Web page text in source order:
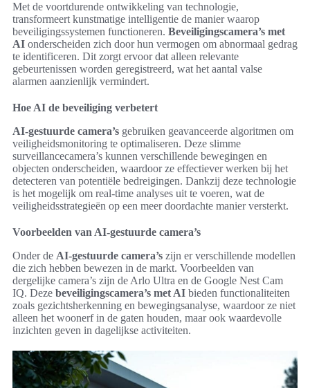
Met de voortdurende ontwikkeling van technologie,
transformeert kunstmatige intelligentie de manier waarop
beveiligingssystemen functioneren. Beveiligingscamera’s met
AI onderscheiden zich door hun vermogen om abnormaal gedrag
te identificeren. Dit zorgt ervoor dat alleen relevante
gebeurtenissen worden geregistreerd, wat het aantal valse
alarmen aanzienlijk vermindert.
Hoe AI de beveiliging verbetert
AI-gestuurde camera’s gebruiken geavanceerde algoritmen om
veiligheidsmonitoring te optimaliseren. Deze slimme
surveillancecamera’s kunnen verschillende bewegingen en
objecten onderscheiden, waardoor ze effectiever werken bij het
detecteren van potentiële bedreigingen. Dankzij deze technologie
is het mogelijk om real-time analyses uit te voeren, wat de
veiligheidsstrategieën op een meer doordachte manier versterkt.
Voorbeelden van AI-gestuurde camera’s
Onder de AI-gestuurde camera’s zijn er verschillende modellen
die zich hebben bewezen in de markt. Voorbeelden van
dergelijke camera’s zijn de Arlo Ultra en de Google Nest Cam
IQ. Deze beveiligingscamera’s met AI bieden functionaliteiten
zoals gezichtsherkenning en bewegingsanalyse, waardoor ze niet
alleen het woonerf in de gaten houden, maar ook waardevolle
inzichten geven in dagelijkse activiteiten.